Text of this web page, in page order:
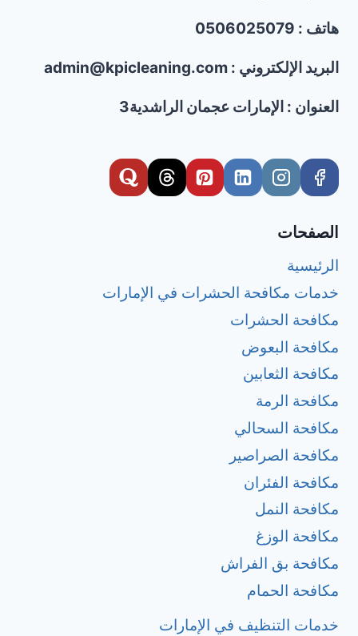
القيوين
هاتف : 0506025079
البريد الإلكتروني : admin@kpicleaning.com
العنوان : الإمارات عجمان الراشدية3
الصفحات
الرئيسية
خدمات مكافحة الحشرات في الإمارات
مكافحة الحشرات
مكافحة البعوض
مكافحة الثعابين
مكافحة الرمة
مكافحة السحالي
مكافحة الصراصير
مكافحة الفئران
مكافحة النمل
مكافحة الوزغ
مكافحة بق الفراش
مكافحة الحمام
خدمات التنظيف في الإمارات